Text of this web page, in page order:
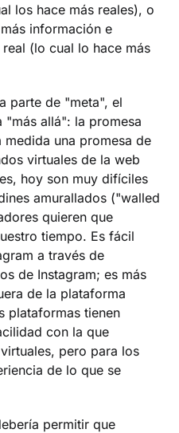
los hace más reales), o
información e
(lo cual lo hace más
parte de "meta", el
allá": la promesa
medida una promesa de
virtuales de la web
hoy son muy difíciles
amurallados ("walled
quieren que
tiempo. Es fácil
a través de
de Instagram; es más
de la plataforma
plataformas tienen
con la que
pero para los
de lo que se
permitir que